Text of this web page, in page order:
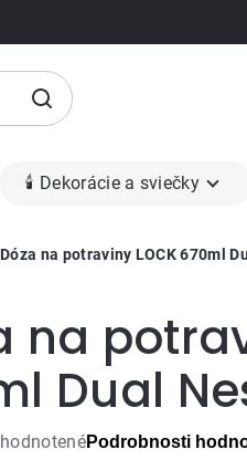
🕯 Dekorácie a sviečky
Dóza na potraviny LOCK 670ml
na
Dual
Podrobnosti